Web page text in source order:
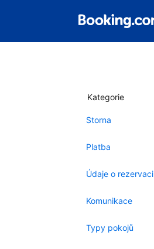
Kategorie
Storna
Platba
Údaje o rezervaci
Komunikace
Typy pokojů